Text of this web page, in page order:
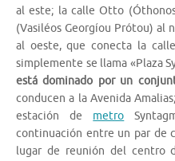
al este; la calle Otto
(Vasiléos Georgíou Prótou) al
al oeste, que conecta la
simplemente se llama «Plaza
está dominado por un
conducen a la Avenida
estación de metro
continuación entre un par de
lugar de reunión del centro